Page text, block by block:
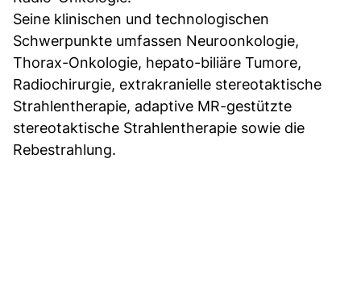
Seine klinischen und technologischen
Schwerpunkte umfassen Neuroonkologie,
Thorax-Onkologie, hepato-biliäre Tumore,
Radiochirurgie, extrakranielle stereotaktische
Strahlentherapie, adaptive MR-gestützte
stereotaktische Strahlentherapie sowie die
Rebestrahlung.